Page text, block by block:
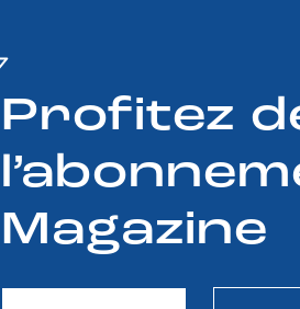
Profitez
Magazine